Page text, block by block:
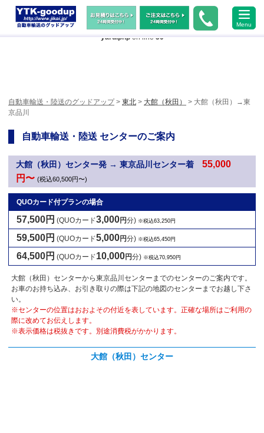
Warning: Undefined array key "HTTP_ACCEPT_LANGUAGE" in
/home/xs483473/jikai.jp/public_html/wp-content/themes/ytk2018/header-
yard.phpon line50
Menu
自動車輸送・陸送のグッドアップ> 東北 > 大館（秋田）
> 大館（秋田）→東
京品川
自動車輸送・陸送 センターのご案内
大館（秋田）センター発 → 東京品川センター着55,000
円〜 (税込60,500円〜)
QUOカード付プランの場合
57,500円 (QUOカード3,000円分) ※税込63,250円
59,500円 (QUOカード5,000円分) ※税込65,450円
64,500円 (QUOカード10,000円分) ※税込70,950円
大館（秋田）センターから東京品川センターまでのセンターのご案内です。
お車のお持ち込み、お引き取りの際は下記の地図のセンターまでお越し下さ
い。
※センターの位置はおおよその付近を表しています。正確な場所はご利用の
際に改めてお伝えします。
※表示価格は税抜きです。別途消費税がかかります。
大館（秋田）センター